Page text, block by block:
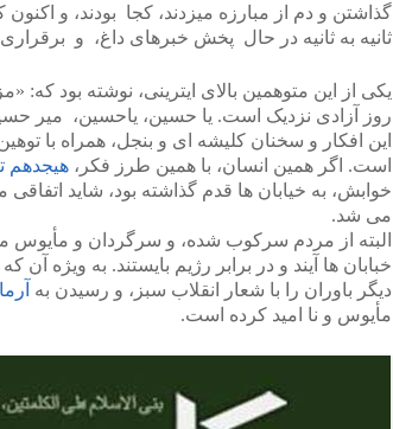
گذاشتن و دم از مبارزه میزدند، کجا بودند، و
ثانیه به ثانیه در حال پخش خبرهای داغ، و
یکی از این متوهمین بالای ایترینی، نوشته بود که:
روز آزادی نزدیک است. یا حسین، یاحسین، میر
این افکار و سخنان کلیشه ای و بنجل، همراه با
است. اگر همین انسان، با همین طرز فکر، هیجدهم
خوابش، به خیابان ها قدم گذاشته بود، شاید
می شد.
البته از مردم سرکوب شده، و سرگردان و مأیوس
خبابان ها آیند و در برابر رژیم بایستند. به ویژه آن
دیگر باوران را با شعار انقلاب سبز، و رسیدن به
مأیوس و نا امید کرده است.